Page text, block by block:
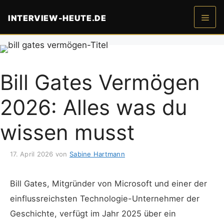
Inhalt
INTERVIEW-HEUTE.DE
Menü
Bill Gates Vermögen
2026: Alles was du
wissen musst
17. April 2026 von Sabine Hartmann
Bill Gates, Mitgründer von Microsoft und einer der
einflussreichsten Technologie-Unternehmer der
Geschichte, verfügt im Jahr 2025 über ein